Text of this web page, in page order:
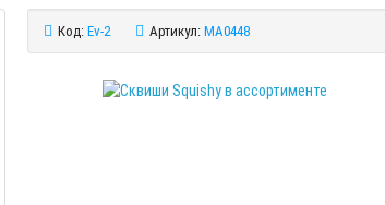
Код: Ev-2 Артикул: MA0448